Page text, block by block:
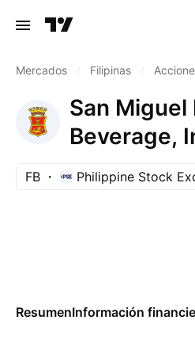
Mercados Filipinas
San Miguel
Beverage,
FB Philippine Stock
ResumenInformación